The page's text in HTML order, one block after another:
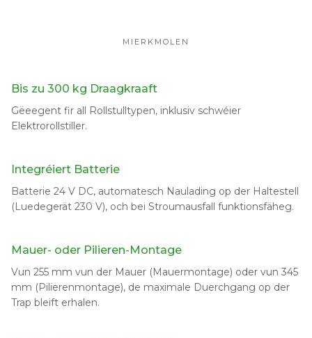
MIERKMOLEN
Bis zu 300 kg Draagkraaft
Gëeegent fir all Rollstulltypen, inklusiv schwéier
Elektrorollstiller.
Integréiert Batterie
Batterie 24 V DC, automatesch Naulading op der Haltestell
(Luedegerät 230 V), och bei Stroumausfall funktionsfäheg.
Mauer- oder Pilieren-Montage
Vun 255 mm vun der Mauer (Mauermontage) oder vun 345
mm (Pilierenmontage), de maximale Duerchgang op der
Trap bleift erhalen.